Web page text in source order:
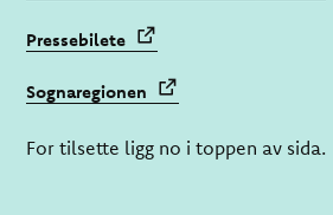
Pressebilete
Sognaregionen
For tilsette ligg no i toppen av sida.